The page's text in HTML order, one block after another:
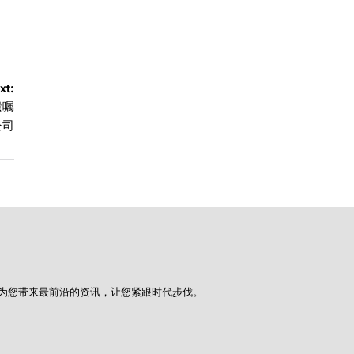
带来最前沿的资讯，让您紧跟时代步伐。